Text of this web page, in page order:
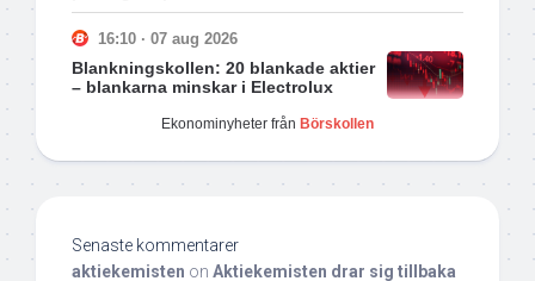
16:10 · 07 aug 2026
Blankningskollen: 20 blankade aktier
– blankarna minskar i Electrolux
Ekonominyheter från Börskollen
Senaste kommentarer
aktiekemisten on Aktiekemisten drar sig tillbaka